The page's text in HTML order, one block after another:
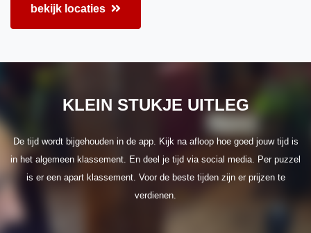
bekijk locaties
KLEIN STUKJE UITLEG
De tijd wordt bijgehouden in de app. Kijk na afloop hoe goed jouw tijd is
in het algemeen klassement. En deel je tijd via social media. Per puzzel
is er een apart klassement. Voor de beste tijden zijn er prijzen te
verdienen.